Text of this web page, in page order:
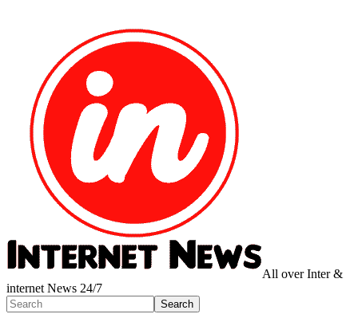
All over Inter &
internet News 24/7